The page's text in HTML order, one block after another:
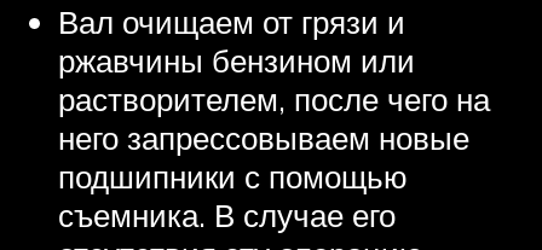
Вал очищаем от грязи и
ржавчины бензином или
растворителем, после чего на
него запрессовываем новые
подшипники с помощью
съемника. В случае его